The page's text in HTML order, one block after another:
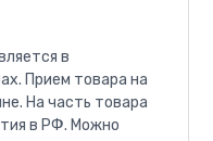
в
Прием товара на
На часть товара
в РФ. Можно